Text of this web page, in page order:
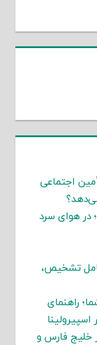
اجتماعی
در هوای سرد
تشخیص،
راهنمای
خلیج فارس و